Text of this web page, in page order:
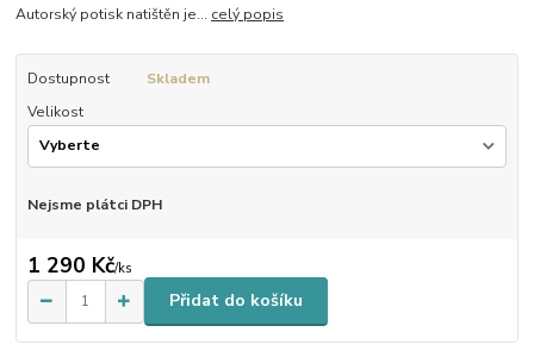
Autorský potisk natištěn je... celý popis
Dostupnost
Skladem
Velikost
Nejsme plátci DPH
1 290 Kč/ks
Přidat do košíku